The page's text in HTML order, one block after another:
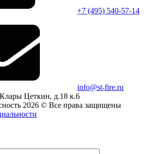
+7 (495) 540-57-14
info@st-fire.ru
Цеткин, д.18 к.6
2026 © Все права защищены